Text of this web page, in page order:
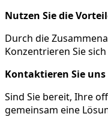
Nutzen Sie die
Durch die
Konzentrieren Sie
Kontaktieren Sie uns
Sind Sie bereit, Ihre
gemeinsam eine